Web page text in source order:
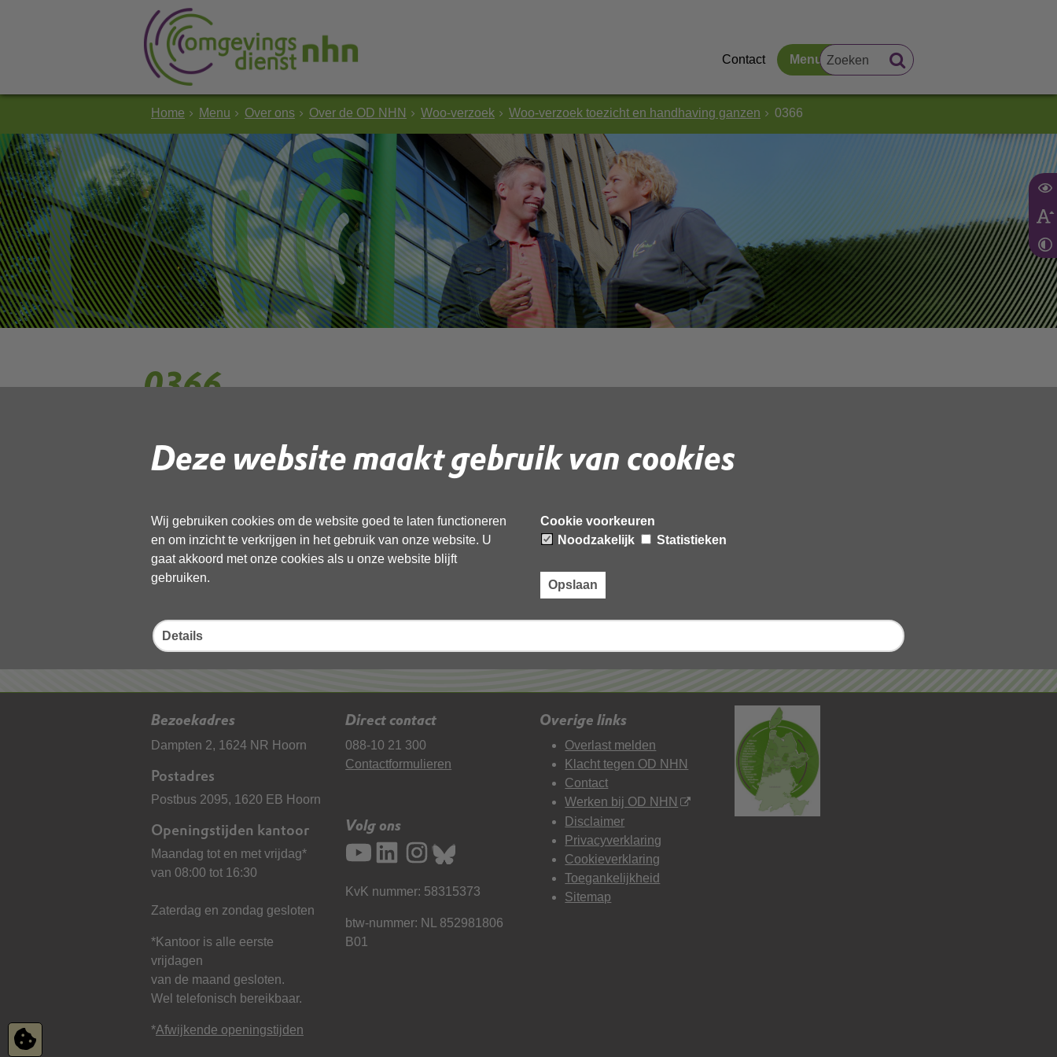
Deze website maakt gebruik van cookies
Wij gebruiken cookies om de website goed te laten functioneren
en om inzicht te verkrijgen in het gebruik van onze website. U
gaat akkoord met onze cookies als u onze website blijft
gebruiken.
Cookie voorkeuren
Noodzakelijk
Statistieken
Opslaan
Details
Contact Menu
Home Menu Over ons Over de OD NHN Woo-verzoek Woo-verzoek toezicht en handhaving ganzen 0366
0366
Gebruik de onderstaande link om het document te downloaden.
Deel deze pagina
Bezoekadres
Dampten 2, 1624 NR Hoorn
Postadres
Postbus 2095, 1620 EB Hoorn
Openingstijden kantoor
Maandag tot en met vrijdag*
van 08:00 tot 16:30
Zaterdag en zondag gesloten
*Kantoor is alle eerste
vrijdagen
van de maand gesloten.
Wel telefonisch bereikbaar.
*Afwijkende openingstijden
Direct contact
088-10 21 300
Contactformulieren
Volg ons
KvK nummer: 58315373
btw-nummer: NL 852981806
B01
Overige links
Overlast melden
Klacht tegen OD NHN
Contact
Werken bij OD NHN
Disclaimer
Privacyverklaring
Cookieverklaring
Toegankelijkheid
Sitemap